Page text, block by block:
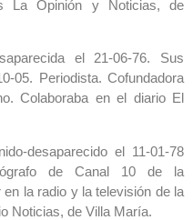
La Opinión y Noticias, de
el 21-06-76. Sus
05. Periodista. Cofundadora
Colaboraba en el diario El
desaparecido el 11-01-78
de Canal 10 de la
la radio y la televisión de la
Noticias, de Villa María.